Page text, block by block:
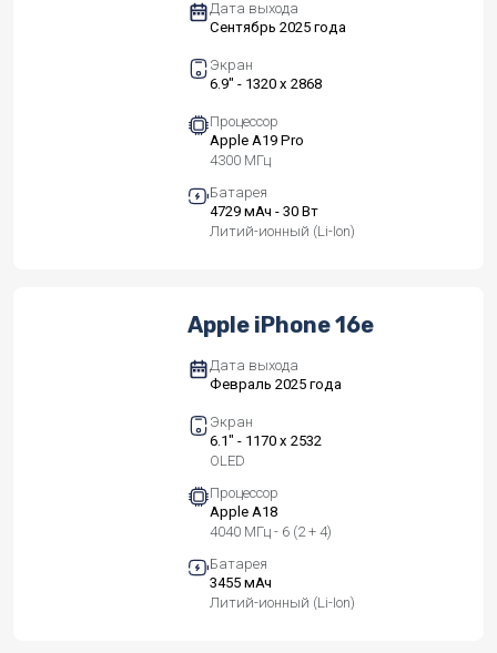
Дата выхода
Сентябрь 2025 года
Экран
6.9" - 1320 x 2868
Процессор
Apple A19 Pro
4300 МГц
Батарея
4729 мАч - 30 Вт
Литий-ионный (Li-Ion)
Apple iPhone 16e
Дата выхода
Февраль 2025 года
Экран
6.1" - 1170 x 2532
OLED
Процессор
Apple A18
4040 МГц - 6 (2 + 4)
Батарея
3455 мАч
Литий-ионный (Li-Ion)